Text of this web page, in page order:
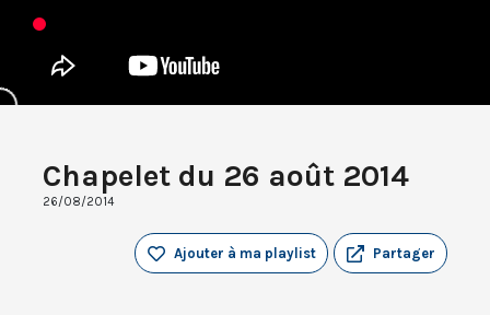
Chapelet du 26 août 2014
26/08/2014
Partager
Ajouter à ma playlist